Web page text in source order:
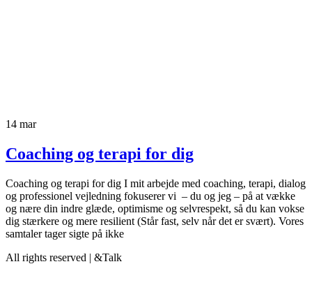
14 mar
Coaching og terapi for dig
Coaching og terapi for dig I mit arbejde med coaching, terapi, dialog
og professionel vejledning fokuserer vi – du og jeg – på at vække
og nære din indre glæde, optimisme og selvrespekt, så du kan vokse
dig stærkere og mere resilient (Står fast, selv når det er svært). Vores
samtaler tager sigte på ikke
All rights reserved | &Talk